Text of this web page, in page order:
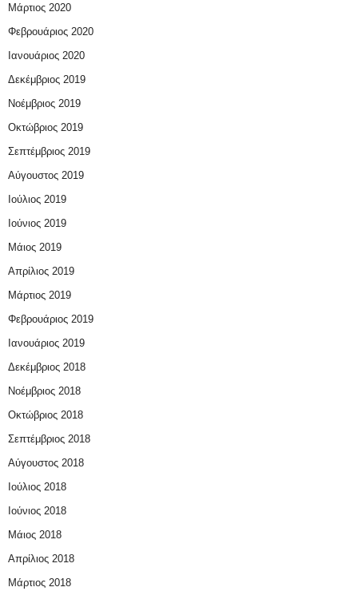
Μάρτιος 2020
Φεβρουάριος 2020
Ιανουάριος 2020
Δεκέμβριος 2019
Νοέμβριος 2019
Οκτώβριος 2019
Σεπτέμβριος 2019
Αύγουστος 2019
Ιούλιος 2019
Ιούνιος 2019
Μάιος 2019
Απρίλιος 2019
Μάρτιος 2019
Φεβρουάριος 2019
Ιανουάριος 2019
Δεκέμβριος 2018
Νοέμβριος 2018
Οκτώβριος 2018
Σεπτέμβριος 2018
Αύγουστος 2018
Ιούλιος 2018
Ιούνιος 2018
Μάιος 2018
Απρίλιος 2018
Μάρτιος 2018